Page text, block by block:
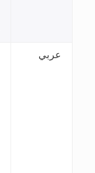
عربي